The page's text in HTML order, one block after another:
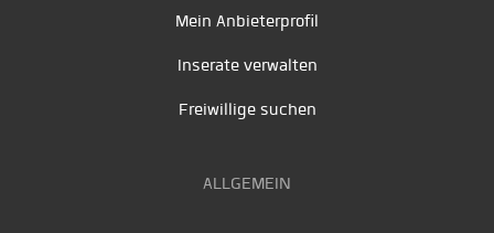
Mein Anbieterprofil
Inserate verwalten
Freiwillige suchen
ALLGEMEIN